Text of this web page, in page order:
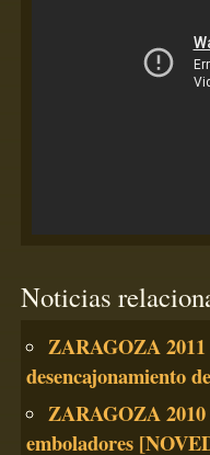
Noticias
ZARAGOZA
desencajonamiento
ZARAGOZA
emboladores